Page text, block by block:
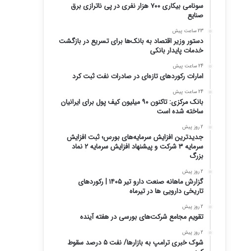
سونامی بیکاری ۷۰۰ هزار نفری در پی ناترازی برق
صنایع
23 ساعت پیش
دستور وزیر اقتصاد به بانک‌ها برای تسریع در بازگشت
خدمات پایدار بانکی
24 ساعت پیش
امارات رکورد‌های تازه‌ای در صادرات نفت ثبت کرد
24 ساعت پیش
بانک مرکزی: تاکنون ۹۰ میلیون کیف پول برای ایرانیان
ساخته شده است
2 روز پیش
جدیدترین افزایش سرمایه‌های بورس؛ ثبت افزایش
سرمایه ۳ شرکت و پیشنهاد افزایش سرمایه ۲ نماد
بزرگ
2 روز پیش
گزارش ماهانه صنعت دارو تیر ۱۴۰۵ | رکوردهای
تاریخی دارویی ها در تیرماه
2 روز پیش
تقویم مجامع شرکت‌های بورسی در هفته آینده
2 روز پیش
شوک خبری ترامپ به بازارها/ نفت ۵ درصد سقوط